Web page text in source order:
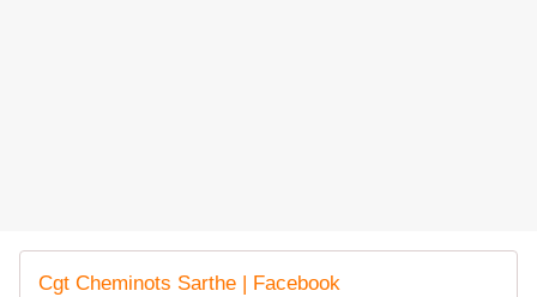
Cgt Cheminots Sarthe | Facebook